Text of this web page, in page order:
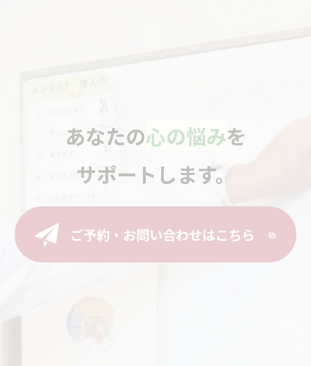
あなたの心の悩みを
サポートします。
ご予約・お問い合わせはこちら